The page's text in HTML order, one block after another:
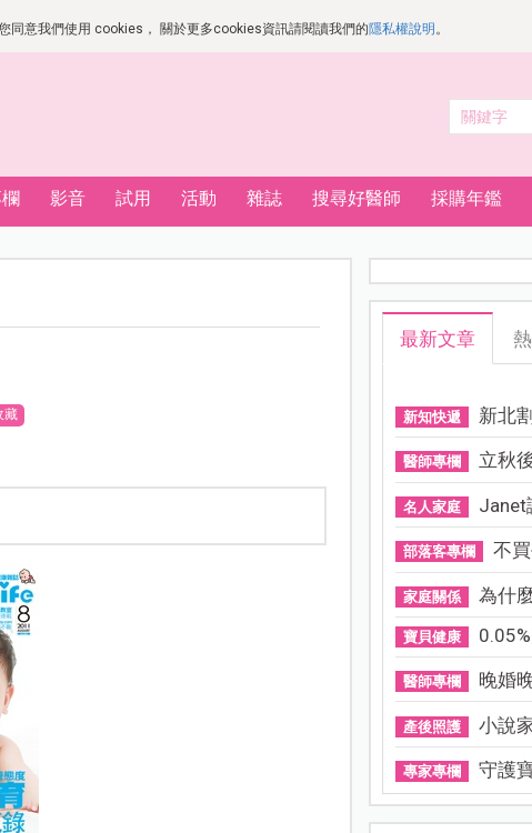
同意我們使用 cookies， 關於更多cookies資訊請閱讀我們的隱私權說明 。
影音 試用 活動 雜誌 搜尋好醫師 採購年鑑
藏
最新文章
新知快遞 新北
醫師專欄 立秋
名人家庭 Janet
部落客專欄 不買
家庭關係 為什
寶貝健康 0.05%
醫師專欄 晚婚
產後照護 小說
專家專欄 守護